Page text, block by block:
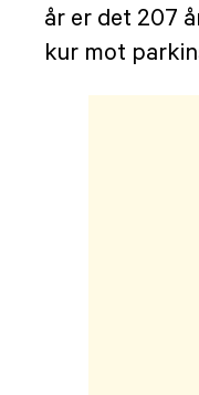
år er det 207
kur mot